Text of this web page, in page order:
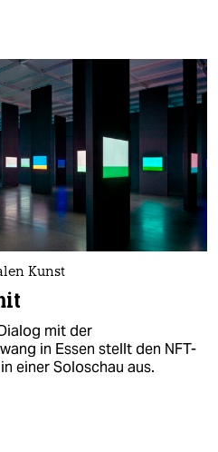
Kunst
mit der
in Essen stellt den NFT-
einer Soloschau aus.